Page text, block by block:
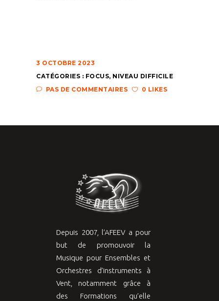
3 OCTOBRE 2023
CATÉGORIES : FOCUS, NIVEAU DIFFICILE
PAS DE COMMENTAIRES
0 LIKES
Depuis 2007, l’AFEEV a pour
but de promouvoir la
Musique pour Ensembles et
Orchestres d’instruments à
Vent, notamment grâce à
des Formations qu’elle